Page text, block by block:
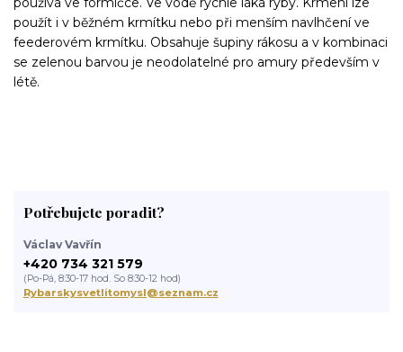
použít i v běžném krmítku nebo při menším navlhčení ve
feederovém krmítku. Obsahuje šupiny rákosu a v kombinaci
se zelenou barvou je neodolatelné pro amury především v
létě.
Potřebujete poradit?
Václav Vavřín
+420 734 321 579
(Po-Pá, 8:30-17 hod. So 8:30-12 hod)
Rybarskysvetlitomysl@seznam.cz